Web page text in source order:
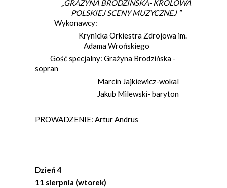
„GRAŻYNA BRODZIŃSKA- KRÓLOWA
POLSKIEJ SCENY MUZYCZNEJ ”
Wykonawcy:
Krynicka Orkiestra Zdrojowa im.
Adama Wrońskiego
Gość specjalny: Grażyna Brodzińska -
sopran
Marcin Jajkiewicz-wokal
Jakub Milewski- baryton
PROWADZENIE: Artur Andrus
Dzień 4
11 sierpnia (wtorek)